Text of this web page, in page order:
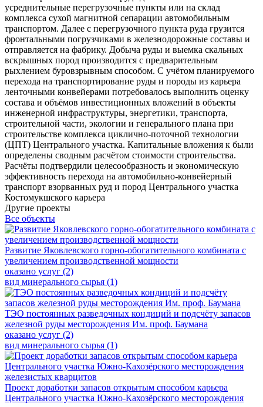
усреднительные перегрузочные пункты или на склад
комплекса сухой магнитной сепарации автомобильным
транспортом. Далее с перегрузочного пункта руда грузится
фронтальными погрузчиками в железнодорожные составы и
отправляется на фабрику. Добыча руды и выемка скальных
вскрышных пород производится с предварительным
рыхлением буровзрывным способом. С учётом планируемого
перехода на транспортирование руды и породы из карьера
ленточными конвейерами потребовалось выполнить оценку
состава и объёмов инвестиционных вложений в объекты
инженерной инфраструктуры, энергетики, транспорта,
строительной части, экологии и генерального плана при
строительстве комплекса циклично-поточной технологии
(ЦПТ) Центрального участка. Капитальные вложения к были
определены сводным расчётом стоимости строительства.
Расчёты подтвердили целесообразность и экономическую
эффективность перехода на автомобильно-конвейерный
транспорт взорванных руд и пород Центрального участка
Костомукшского карьера
Другие проекты
Все объекты
Развитие Яковлевского горно-обогатительного комбината с
увеличением производственной мощности
оказано услуг (2)
вид минерального сырья (1)
ТЭО постоянных разведочных кондиций и подсчёту запасов
железной руды месторождения Им. проф. Баумана
оказано услуг (2)
вид минерального сырья (1)
Проект доработки запасов открытым способом карьера
Центрального участка Южно-Кахозёрского месторождения